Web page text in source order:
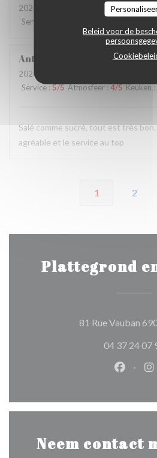
Beleid voor de
2026-07-21
- 13:00 - Gasten 2
Service
Anthony
2026-07-19
Service:5/5 Atmosfeer:4/5 Keuken:
Salé comme sucré, tout est très
agréable et le service au top
1 2
Plattegrond
81 Rue Vauban
04 37 24 07
Neem contact